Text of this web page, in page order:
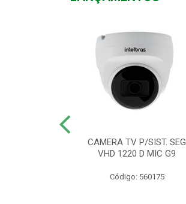
CAMERA TV P/SIST. SEG
VHD 1220 D MIC G9
Código: 560175